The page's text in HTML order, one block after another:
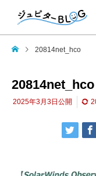
20814net_hco
20814net_hco
2025年3月3日 公開